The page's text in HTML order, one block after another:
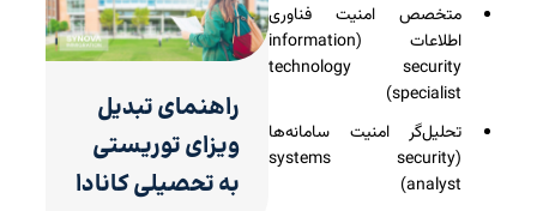
متخصص امنیت فناوری
اطلاعات (information
technology security
specialist)
تحلیل‌گر امنیت سامانه‌ها
(systems security
analyst)
راهنمای تبدیل
ویزای توریستی
به تحصیلی کانادا